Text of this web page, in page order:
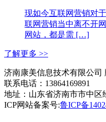
现如今互联网营销对
联网营销当中离不开
网站，都是需 […]
了解更多 >>
济南康美信息技术有限公司
联系电话：13864169891
地址：山东省济南市市中区
ICP网站备案号:鲁ICP备